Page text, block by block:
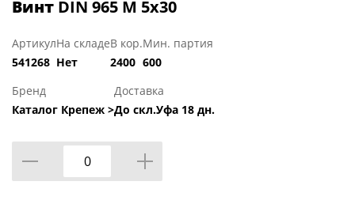
Винт DIN 965 М 5х30
Артикул
541268
На складе
Нет
В кор.
2400
Мин. партия
600
Бренд
Каталог Крепеж >
Доставка
До скл.Уфа 18 дн.